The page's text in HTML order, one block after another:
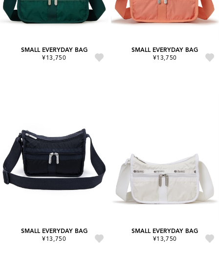
SMALL EVERYDAY BAG
¥13,750
SMALL EVERYDAY BAG
¥13,750
SMALL EVERYDAY BAG
¥13,750
SMALL EVERYDAY BAG
¥13,750